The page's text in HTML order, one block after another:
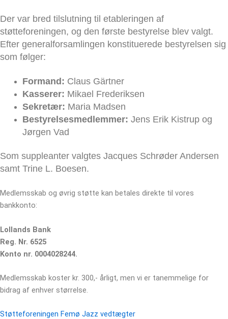
Der var bred tilslutning til etableringen af
støtteforeningen, og den første bestyrelse blev valgt.
Efter generalforsamlingen konstituerede bestyrelsen sig
som følger:
Formand: Claus Gärtner
Kasserer: Mikael Frederiksen
Sekretær: Maria Madsen
Bestyrelsesmedlemmer: Jens Erik Kistrup og
Jørgen Vad
Som suppleanter valgtes Jacques Schrøder Andersen
samt Trine L. Boesen.
Medlemsskab og øvrig støtte kan betales direkte til vores
bankkonto:
Lollands Bank
Reg. Nr. 6525
Konto nr. 0004028244.
Medlemsskab koster kr. 300,- årligt, men vi er tanemmelige for
bidrag af enhver størrelse.
Støtteforeningen Femø Jazz vedtægter